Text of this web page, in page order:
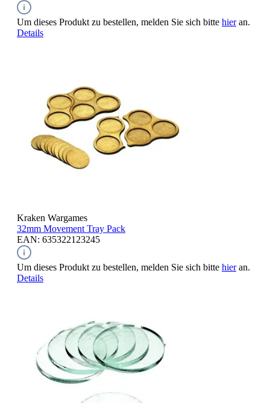
Um dieses Produkt zu bestellen, melden Sie sich bitte hieran.
Details
Kraken Wargames
32mm Movement Tray Pack
EAN: 635322123245
Um dieses Produkt zu bestellen, melden Sie sich bitte hieran.
Details